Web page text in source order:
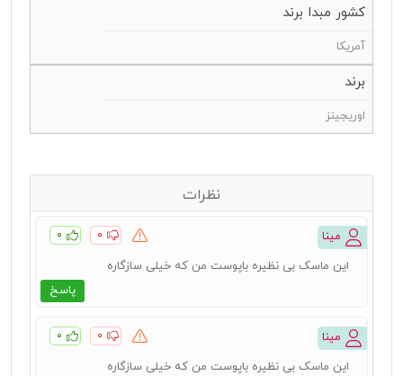
کشور مبدا برند
آمریکا
برند
اوریجینز
نظرات
مینا ۰ ۰
پاسخ
این ماسک بی نظیره باپوست من که خیلی سازگاره
مینا ۰ ۰
این ماسک بی نظیره باپوست من که خیلی سازگاره